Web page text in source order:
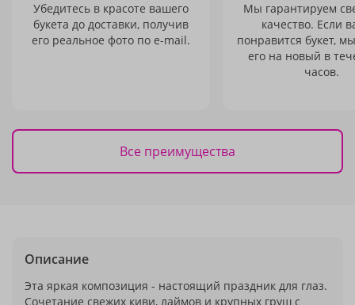
Убедитесь в красоте вашего
букета до доставки, получив
его реальное фото по e-mail.
Мы гарантируем
качество. Если
понравится букет,
его на новый в
часов.
Все преимущества
Описание
Эта яркая композиция - настоящий праздник для глаз.
Сочетание свежих киви, лаймов и крупных груш с